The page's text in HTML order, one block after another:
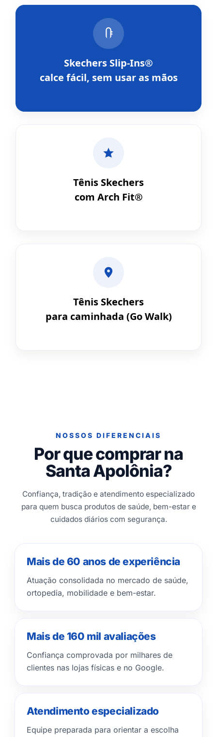
Skechers Slip-Ins®
calce fácil, sem usar as mãos
Tênis Skechers
com Arch Fit®
Tênis Skechers
para caminhada (Go Walk)
NOSSOS DIFERENCIAIS
Por que comprar na
Santa Apolônia?
Confiança, tradição e atendimento especializado
para quem busca produtos de saúde, bem-estar e
cuidados diários com segurança.
Mais de 60 anos de experiência
Atuação consolidada no mercado de saúde,
ortopedia, mobilidade e bem-estar.
Mais de 160 mil avaliações
Confiança comprovada por milhares de
clientes nas lojas físicas e no Google.
Atendimento especializado
Equipe preparada para orientar a escolha